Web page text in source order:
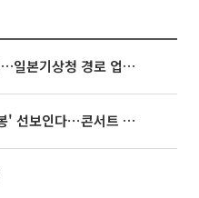
태풍 '돌핀' 오키나와 접근…일본기상청 경로 업데이트
빅뱅, 20주년 기념 '새 뱅봉' 선보인다⋯콘서트 앞두고 팝업 개최